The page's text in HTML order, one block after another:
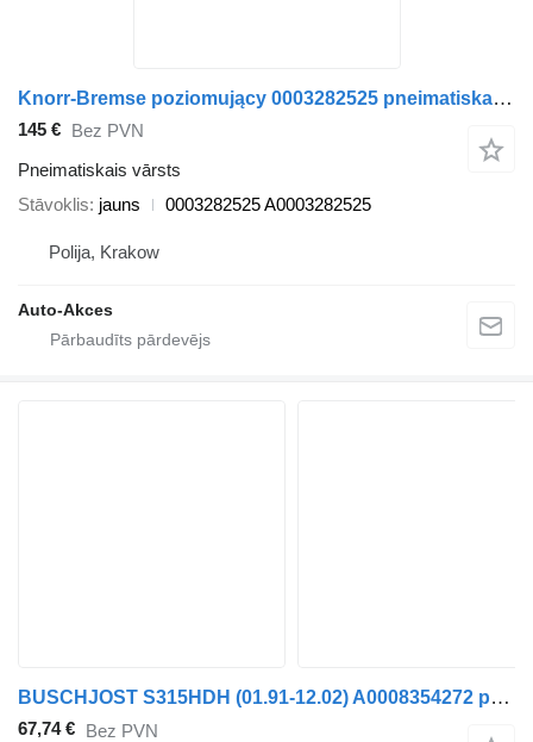
Knorr-Bremse poziomujący 0003282525 pneimatiskais vārsts paredzēts Setra Tourismo Setra 415 autobusa
145 € Bez PVN
Pneimatiskais vārsts
Stāvoklis jauns 0003282525 A0003282525
Polija, Krakow
Auto-Akces
BUSCHJOST S315HDH (01.91-12.02) A0008354272 pneimatiskais vārsts paredzēts Setra Series 300 (1991-2002) autobusa
67,74 € Bez PVN